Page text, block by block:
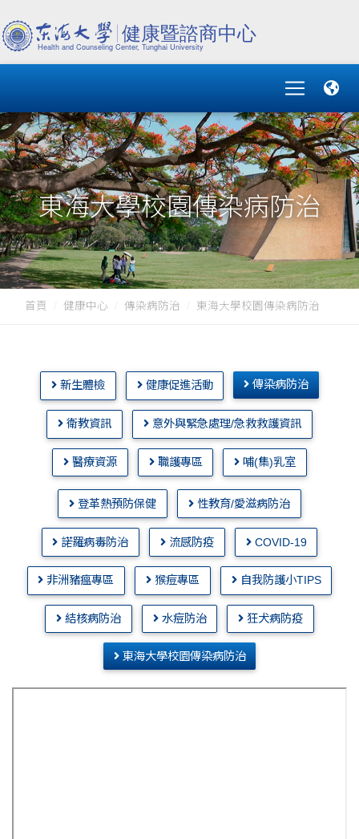
東海大學校園傳染病防治
首頁 健康中心 傳染病防治 東海大學校園傳染病防治
新生體檢 健康促進活動 傳染病防治
衛教資訊 意外與緊急處理/急救救護資訊
醫療資源 職護專區 哺(集)乳室
登革熱預防保健 性教育/愛滋病防治
諾羅病毒防治 流感防疫 COVID-19
非洲豬瘟專區 猴痘專區 自我防護小TIPS
結核病防治 水痘防治 狂犬病防疫
東海大學校園傳染病防治